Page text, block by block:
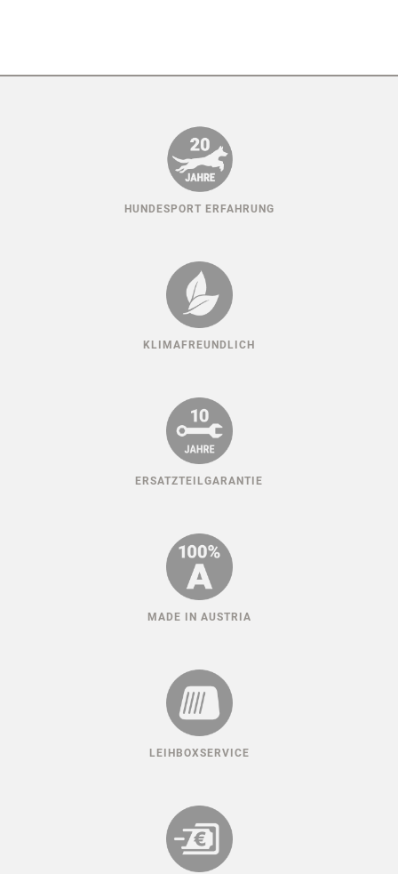
HUNDESPORT ERFAHRUNG
KLIMAFREUNDLICH
ERSATZTEILGARANTIE
MADE IN AUSTRIA
LEIHBOXSERVICE